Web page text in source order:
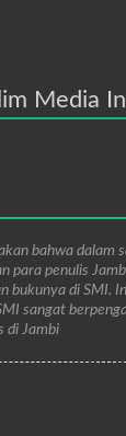
Media
bahwa dalam
para penulis
bukunya di SMI.
sangat
di Jambi